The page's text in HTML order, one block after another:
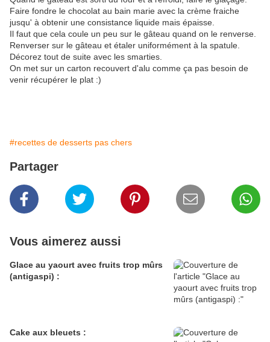
Faire fondre le chocolat au bain marie avec la crème fraiche
jusqu' à obtenir une consistance liquide mais épaisse.
Il faut que cela coule un peu sur le gâteau quand on le renverse.
Renverser sur le gâteau et étaler uniformément à la spatule.
Décorez tout de suite avec les smarties.
On met sur un carton recouvert d'alu comme ça pas besoin de
venir récupérer le plat :)
#recettes de desserts pas chers
Partager
Vous aimerez aussi
Glace au yaourt avec fruits trop mûrs
(antigaspi) :
Cake aux bleuets :